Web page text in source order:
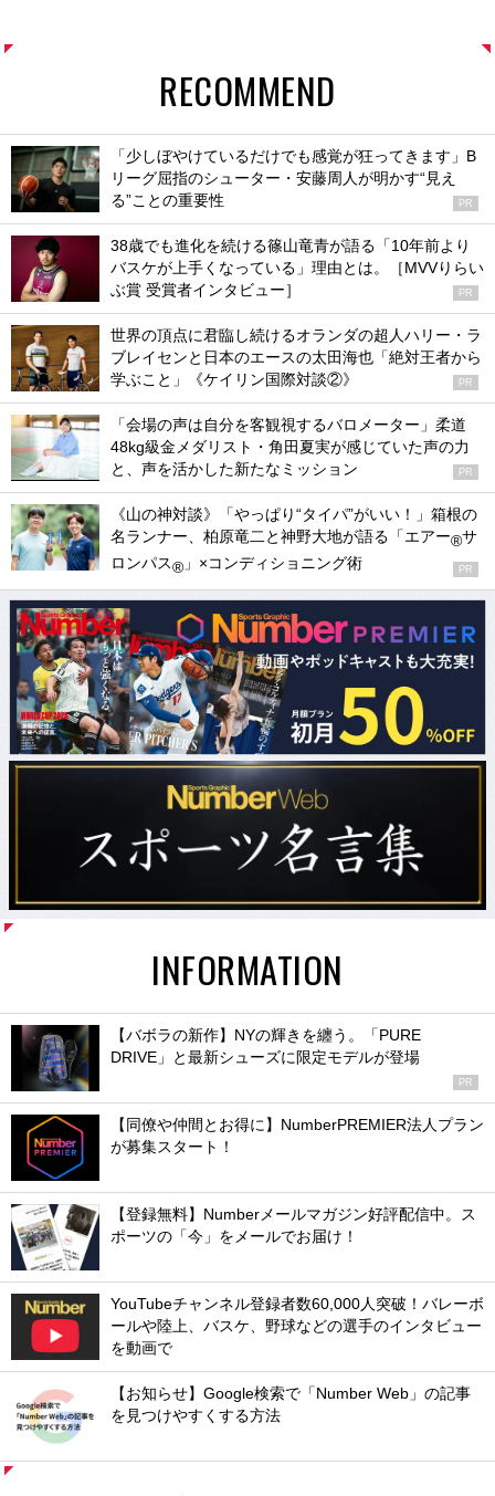
RECOMMEND
「少しぼやけているだけでも感覚が狂ってきます」B
リーグ屈指のシューター・安藤周人が明かす“見え
る”ことの重要性
PR
38歳でも進化を続ける篠山竜青が語る「10年前より
バスケが上手くなっている」理由とは。［MVVりらい
ぶ賞 受賞者インタビュー］
PR
世界の頂点に君臨し続けるオランダの超人ハリー・ラ
ブレイセンと日本のエースの太田海也「絶対王者から
学ぶこと」《ケイリン国際対談②》
PR
「会場の声は自分を客観視するバロメーター」柔道
48kg級金メダリスト・角田夏実が感じていた声の力
と、声を活かした新たなミッション
PR
《山の神対談》「やっぱり“タイパ”がいい！」箱根の
名ランナー、柏原竜二と神野大地が語る「エアー®サ
ロンパス® 」×コンディショニング術 PR
INFORMATION
【バボラの新作】NYの輝きを纏う。「PURE
DRIVE」と最新シューズに限定モデルが登場
PR
【同僚や仲間とお得に】NumberPREMIER法人プラン
が募集スタート！
【登録無料】Numberメールマガジン好評配信中。ス
ポーツの「今」をメールでお届け！
YouTubeチャンネル登録者数60,000人突破！バレーボ
ールや陸上、バスケ、野球などの選手のインタビュー
を動画で
【お知らせ】Google検索で「Number Web」の記事
を見つけやすくする方法